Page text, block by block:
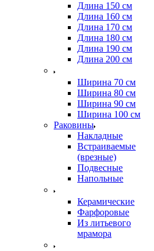
Длина 150 см
Длина 160 см
Длина 170 см
Длина 180 см
Длина 190 см
Длина 200 см
Ширина 70 см
Ширина 80 см
Ширина 90 см
Ширина 100 см
Раковины
Накладные
Встраиваемые
(врезные)
Подвесные
Напольные
Керамические
Фарфоровые
Из литьевого
мрамора